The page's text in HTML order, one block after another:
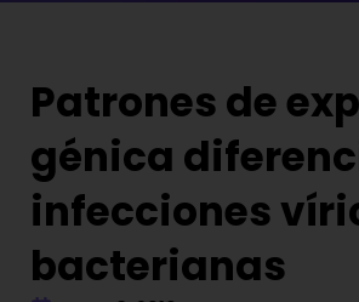
Patrones de
génica
infecciones
bacterianas